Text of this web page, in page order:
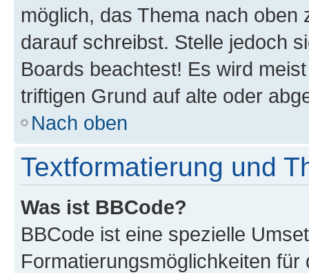
möglich, das Thema nach oben
darauf schreibst. Stelle jedoch
Boards beachtest! Es wird
triftigen Grund auf alte oder
Nach oben
Textformatierung und
Was ist BBCode?
BBCode ist eine spezielle
Formatierungsmöglichkeiten